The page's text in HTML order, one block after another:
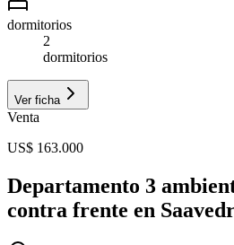
dormitorios
2
dormitorios
Ver ficha
Venta
US$ 163.000
Departamento 3
contra frente en